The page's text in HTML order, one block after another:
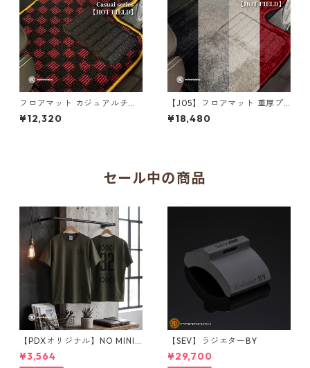
フロアマット カジュアルチェ
ックシリーズ【HOT FIELD】
¥12,320
【J05】フロアマット 重厚プ
ロフォンドシリーズ【HOT FIE
LD】
¥18,480
セール中の商品
【PDXオリジナル】NO MINI
NO LIFE Tシャツ Sサイズ
¥3,564
【SEV】ラジエターBY
¥29,700